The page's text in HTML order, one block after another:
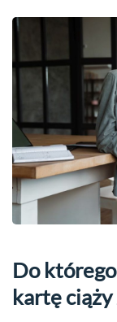
Do
kartę